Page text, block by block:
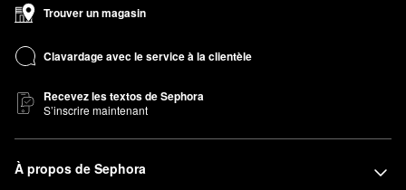
Trouver un magasin
Clavardage avec le service à la clientèle
Recevez les textos de Sephora
S’inscrire maintenant
À propos de Sephora